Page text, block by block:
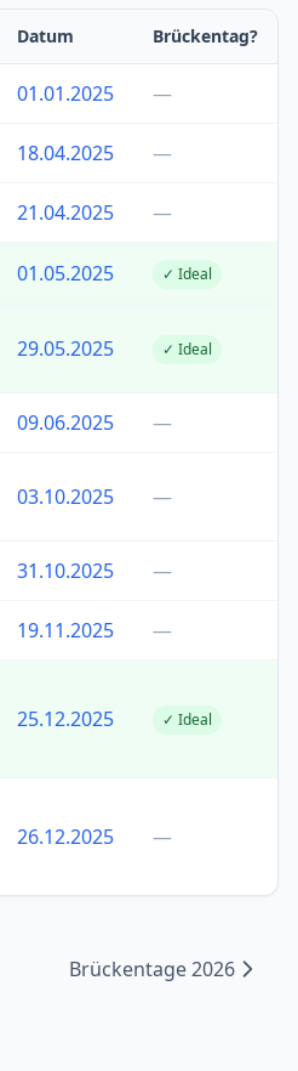
Datum Brückentag?
01.01.2025 —
18.04.2025 —
21.04.2025 —
01.05.2025 ✓ Ideal
29.05.2025 ✓ Ideal
09.06.2025 —
03.10.2025 —
31.10.2025 —
19.11.2025 —
25.12.2025 ✓ Ideal
26.12.2025 —
Brückentage 2026